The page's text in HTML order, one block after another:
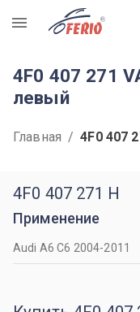
R
4F0 407 271
левый
Главная / 4F0 407
4F0 407 271 H
Применение
Audi A6 C6 2004-2011